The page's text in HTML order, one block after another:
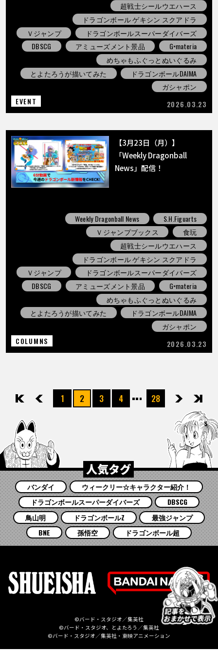
超戦士シールウエハース
ドラゴンボール ゲキシン スクアドラ
Ｖジャンプ
ドラゴンボールスーパーダイバーズ
DBSCG
アミューズメント景品
G×materia
めちゃもふぐっとぬいぐるみ
とよたろうが描いてみた
ドラゴンボールDAIMA
ガシャポン
EVENT
2026.03.23
【3月23日（月）】
「Weekly Dragonball
News」配信！
Weekly Dragonball News
S.H.Figuarts
Ｖジャンプブックス
食玩
超戦士シールウエハース
ドラゴンボール ゲキシン スクアドラ
Ｖジャンプ
ドラゴンボールスーパーダイバーズ
DBSCG
アミューズメント景品
G×materia
めちゃもふぐっとぬいぐるみ
とよたろうが描いてみた
ドラゴンボールDAIMA
ガシャポン
COLUMNS
2026.03.23
先頭 前へ1 2 3 4 28次へ最後
人気タグ
バンダイ
ウィークリー☆キャラクター紹介！
ドラゴンボールスーパーダイバーズ
DBSCG
鳥山明
ドラゴンボールZ
最強ジャンプ
BNE
孫悟空 ドラゴンボール超
©バード・スタジオ／集英社
©バード・スタジオ、とよたろう／集英社
©バード・スタジオ／集英社・東映アニメーション